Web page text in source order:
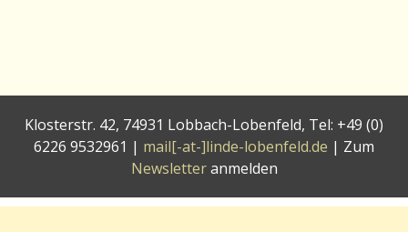
Klosterstr. 42, 74931 Lobbach-Lobenfeld, Tel: +49 (0)
6226 9532961 | mail[-at-]linde-lobenfeld.de | Zum
Newsletteranmelden